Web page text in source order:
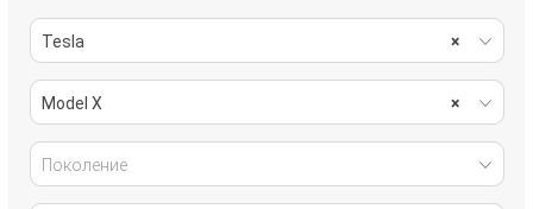
×
Tesla
×
Model X
Поколение